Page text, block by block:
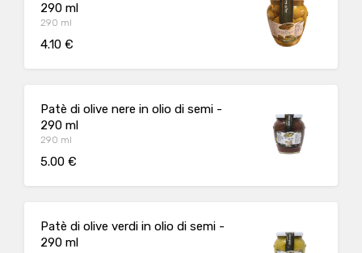
290 ml
290 ml
4.10 €
Patè di olive nere in olio di semi -
290 ml
290 ml
5.00 €
Patè di olive verdi in olio di semi -
290 ml